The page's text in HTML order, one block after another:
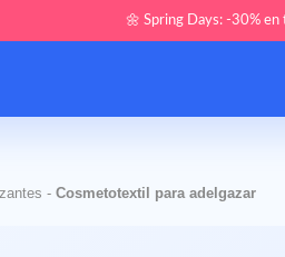
🌼 Spring Days: -30%
- Cosmetotextil para adelgazar